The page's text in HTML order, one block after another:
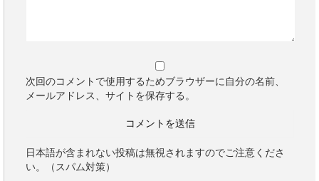
次回のコメントで使用するためブラウザーに自分の名前、
メールアドレス、サイトを保存する。
日本語が含まれない投稿は無視されますのでご注意くださ
い。（スパム対策）